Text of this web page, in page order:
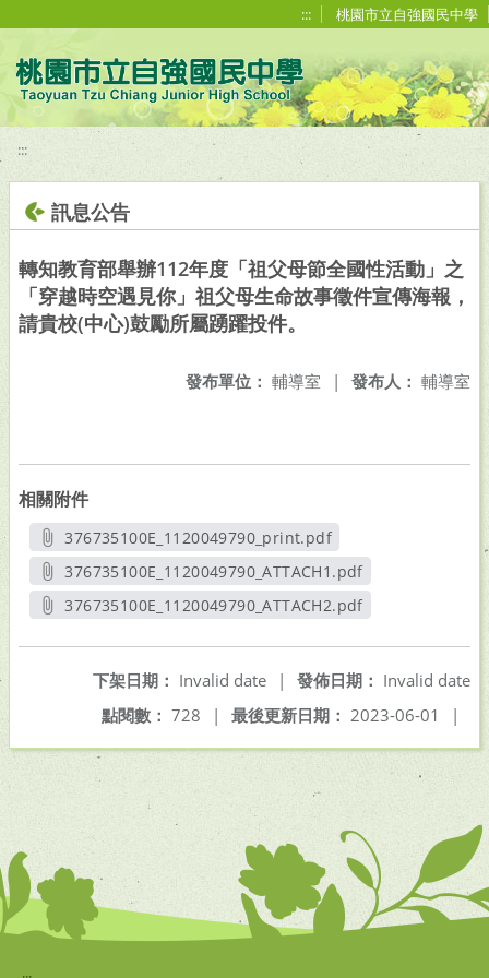
::: 桃園市立自強國民中學
:::
訊息公告
轉知教育部舉辦112年度「祖父母節全國性活動」之
「穿越時空遇見你」祖父母生命故事徵件宣傳海報，
請貴校(中心)鼓勵所屬踴躍投件。
發布人： 輔導室
發布單位： 輔導室 |
相關附件
376735100E_1120049790_print.pdf
另開新視窗
376735100E_1120049790_ATTACH1.pdf
另開新視窗
376735100E_1120049790_ATTACH2.pdf
發佈日期： Invalid date
下架日期： Invalid date
|
最後更新日期： 2023-06-01 |
點閱數： 728 |